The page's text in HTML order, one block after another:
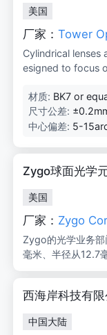
美国
厂家：Tower
Cylindrical lenses
esigned to focus
ng, and optical
材质: BK7 or
尺寸公差:
中心偏差: 5-
Zygo球面光学
美国
厂家： Zygo
Zygo的光学业务
毫米、半径从12.7
镜。我们的标准
误差为λ/10或λ/20
器也是我们标准产
西海岸科技有
中国大陆